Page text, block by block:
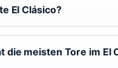
El Clásico?
die meisten Tore im El